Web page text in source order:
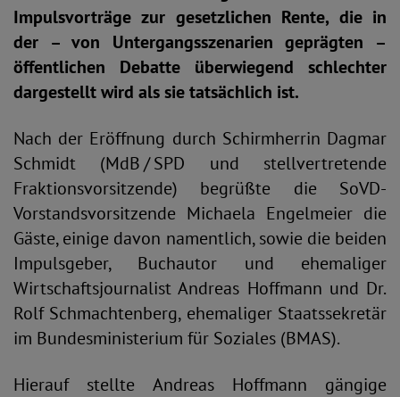
Impulsvorträge zur gesetzlichen Rente, die in
der – von Untergangsszenarien geprägten –
öffentlichen Debatte überwiegend schlechter
dargestellt wird als sie tatsächlich ist.
Nach der Eröffnung durch Schirmherrin Dagmar
Schmidt (MdB / SPD und stellvertretende
Fraktionsvorsitzende) begrüßte die SoVD-
Vorstandsvorsitzende Michaela Engelmeier die
Gäste, einige davon namentlich, sowie die beiden
Impulsgeber, Buchautor und ehemaliger
Wirtschaftsjournalist Andreas Hoffmann und Dr.
Rolf Schmachtenberg, ehemaliger Staatssekretär
im Bundesministerium für Soziales (BMAS).
Hierauf stellte Andreas Hoffmann gängige